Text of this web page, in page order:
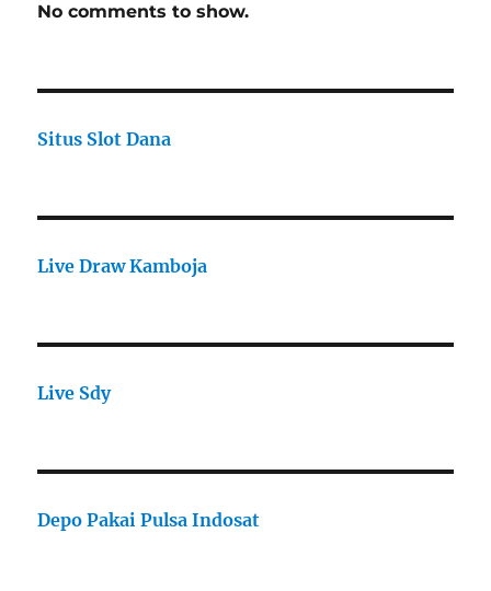
No comments to show.
Situs Slot Dana
Live Draw Kamboja
Live Sdy
Depo Pakai Pulsa Indosat